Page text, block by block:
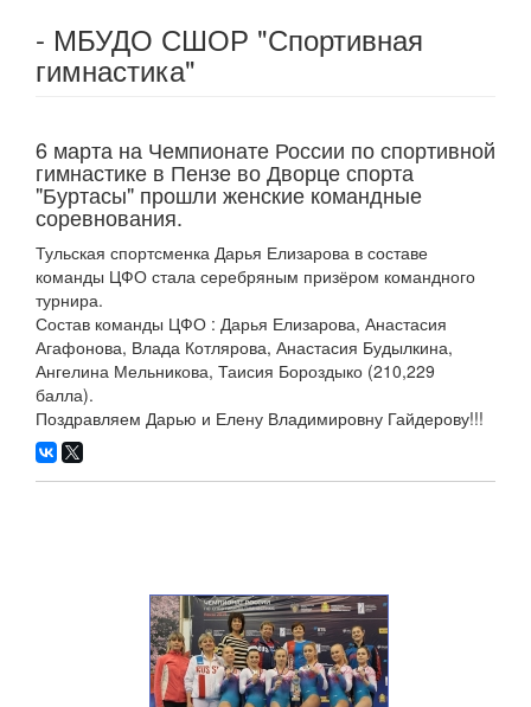
- МБУДО СШОР "Спортивная
гимнастика"
6 марта на Чемпионате России по спортивной
гимнастике в Пензе во Дворце спорта
"Буртасы" прошли женские командные
соревнования.
Тульская спортсменка Дарья Елизарова в составе
команды ЦФО стала серебряным призёром командного
турнира.
Состав команды ЦФО : Дарья Елизарова, Анастасия
Агафонова, Влада Котлярова, Анастасия Будылкина,
Ангелина Мельникова, Таисия Бороздыко (210,229
балла).
Поздравляем Дарью и Елену Владимировну Гайдерову!!!